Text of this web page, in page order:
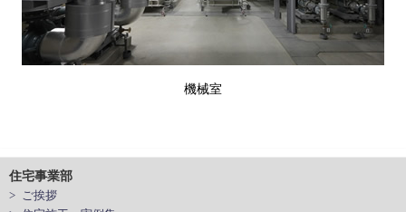
機械室
住宅事業部
> ご挨拶